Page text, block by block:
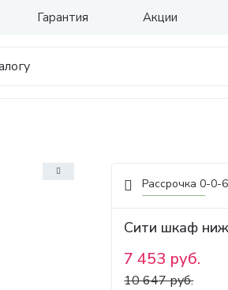
Гарантия Акции
Рассрочка 0-0-6
Сити шкаф
7 453 руб.
10 647 руб.